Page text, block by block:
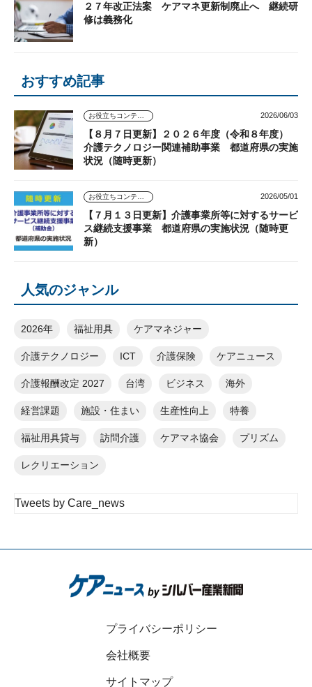
２７年改正法案 ケアマネ更新制廃止へ 継続研
修は義務化
おすすめ記事
お役立ちコンテンツ 2026/06/03
【８月７日更新】２０２６年度（令和８年度）
介護テクノロジー関連補助事業 都道府県の実施
状況（随時更新）
お役立ちコンテンツ 2026/05/01
【７月１３日更新】介護事業所等に対するサービ
ス継続支援事業 都道府県の実施状況（随時更
新）
人気のジャンル
2026年 福祉用具 ケアマネジャー
介護テクノロジー ICT 介護保険 ケアニュース
介護報酬改定 2027 台湾 ビジネス 海外
経営課題 施設・住まい 生産性向上 特養
福祉用具貸与 訪問介護 ケアマネ協会 プリズム
レクリエーション
Tweets by Care_news
プライバシーポリシー
会社概要
サイトマップ